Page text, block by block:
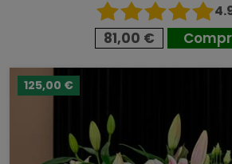
81,00 €
125,00 €